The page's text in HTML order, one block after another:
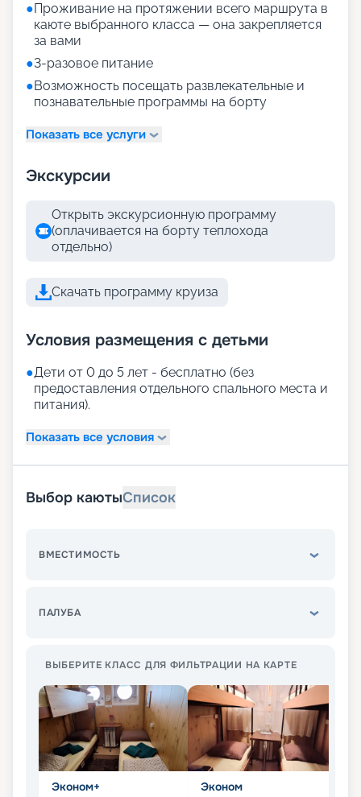
●Проживание на протяжении всего маршрута в
каюте выбранного класса — она закрепляется
за вами
●3-разовое питание
●Возможность посещать развлекательные и
познавательные программы на борту
Показать все услуги
Экскурсии
Открыть экскурсионную программу
(оплачивается на борту теплохода
отдельно)
Скачать программу круиза
Условия размещения с детьми
●Дети от 0 до 5 лет - бесплатно (без
предоставления отдельного спального места и
питания).
Показать все условия
Выбор каютыСписок
ВМЕСТИМОСТЬ
ПАЛУБА
ВЫБЕРИТЕ КЛАСС ДЛЯ ФИЛЬТРАЦИИ НА КАРТЕ
Эконом+ Эконом